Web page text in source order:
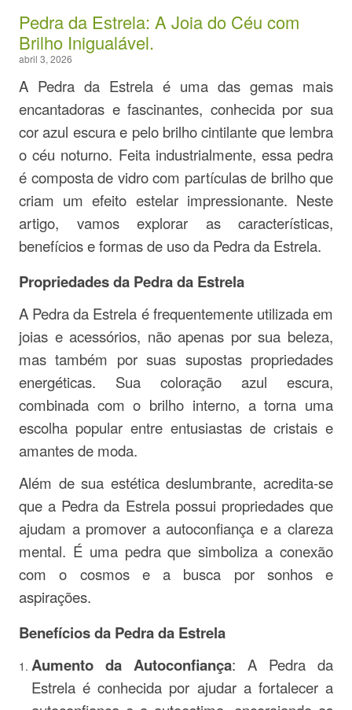
Pedra da Estrela: A Joia do Céu com
Brilho Inigualável.
abril 3, 2026
A Pedra da Estrela é uma das gemas mais
encantadoras e fascinantes, conhecida por sua
cor azul escura e pelo brilho cintilante que lembra
o céu noturno. Feita industrialmente, essa pedra
é composta de vidro com partículas de brilho que
criam um efeito estelar impressionante. Neste
artigo, vamos explorar as características,
benefícios e formas de uso da Pedra da Estrela.
Propriedades da Pedra da Estrela
A Pedra da Estrela é frequentemente utilizada em
joias e acessórios, não apenas por sua beleza,
mas também por suas supostas propriedades
energéticas. Sua coloração azul escura,
combinada com o brilho interno, a torna uma
escolha popular entre entusiastas de cristais e
amantes de moda.
Além de sua estética deslumbrante, acredita-se
que a Pedra da Estrela possui propriedades que
ajudam a promover a autoconfiança e a clareza
mental. É uma pedra que simboliza a conexão
com o cosmos e a busca por sonhos e
aspirações.
Benefícios da Pedra da Estrela
Aumento da Autoconfiança: A Pedra da
Estrela é conhecida por ajudar a fortalecer a